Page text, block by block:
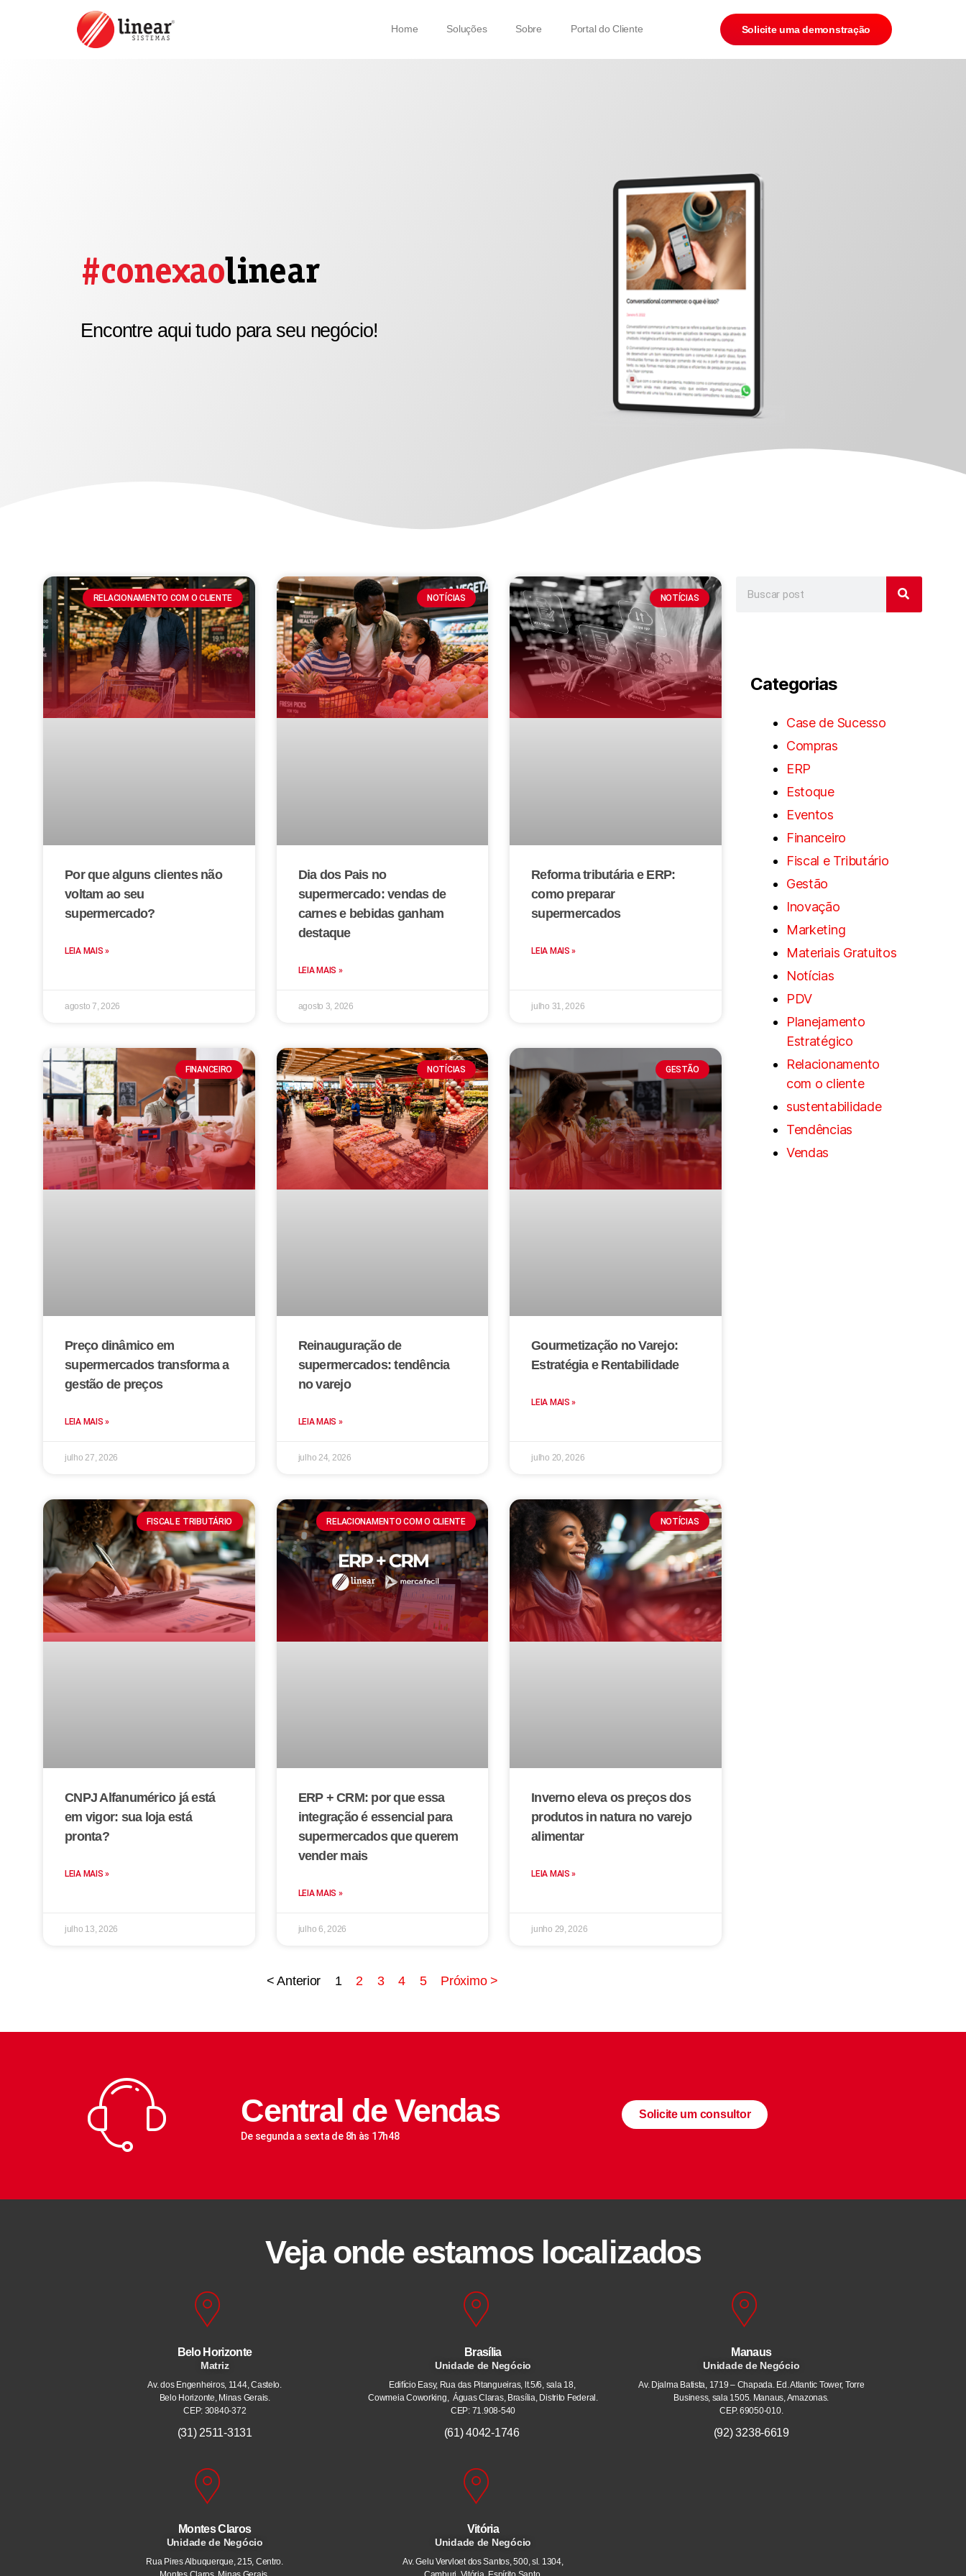
Home Soluções Sobre Portal do Cliente Solicite uma demonstração
#conexaolinear
Encontre aqui tudo para seu negócio!
RELACIONAMENTO COM O CLIENTE
Por que alguns clientes não
voltam ao seu
supermercado?
LEIA MAIS »
agosto 7, 2026
NOTÍCIAS
Dia dos Pais no
supermercado: vendas de
carnes e bebidas ganham
destaque
LEIA MAIS »
agosto 3, 2026
NOTÍCIAS
Reforma tributária e ERP:
como preparar
supermercados
LEIA MAIS »
julho 31, 2026
FINANCEIRO
Preço dinâmico em
supermercados transforma a
gestão de preços
LEIA MAIS »
julho 27, 2026
NOTÍCIAS
Reinauguração de
supermercados: tendência
no varejo
LEIA MAIS »
julho 24, 2026
GESTÃO
Gourmetização no Varejo:
Estratégia e Rentabilidade
LEIA MAIS »
julho 20, 2026
FISCAL E TRIBUTÁRIO
CNPJ Alfanumérico já está
em vigor: sua loja está
pronta?
LEIA MAIS »
julho 13, 2026
RELACIONAMENTO COM O CLIENTE
ERP + CRM: por que essa
integração é essencial para
supermercados que querem
vender mais
LEIA MAIS »
julho 6, 2026
NOTÍCIAS
Inverno eleva os preços dos
produtos in natura no varejo
alimentar
LEIA MAIS »
junho 29, 2026
< Anterior 1 2 3 4 5 Próximo >
Categorias
Case de Sucesso
Compras
ERP
Estoque
Eventos
Financeiro
Fiscal e Tributário
Gestão
Inovação
Marketing
Materiais Gratuitos
Notícias
PDV
Planejamento
Estratégico
Relacionamento
com o cliente
sustentabilidade
Tendências
Vendas
Central de Vendas
De segunda a sexta de 8h às 17h48
Solicite um consultor
Veja onde estamos localizados
Belo Horizonte
Matriz
Av. dos Engenheiros, 1144, Castelo.
Belo Horizonte, Minas Gerais.
CEP: 30840-372
(31) 2511-3131
Montes Claros
Unidade de Negócio
Rua Pires Albuquerque, 215, Centro.
Brasília
Unidade de Negócio
Edifício Easy, Rua das Pitangueiras, lt.5/6, sala 18,
Cowmeia Coworking, Águas Claras, Brasília, Distrito Federal.
CEP: 71.908-540
(61) 4042-1746
Vitória
Unidade de Negócio
Av. Gelu Vervloet dos Santos, 500, sl. 1304,
Manaus
Unidade de Negócio
Av. Djalma Batista, 1719 – Chapada. Ed. Atlantic Tower, Torre
Business, sala 1505. Manaus, Amazonas.
CEP. 69050-010.
(92) 3238-6619